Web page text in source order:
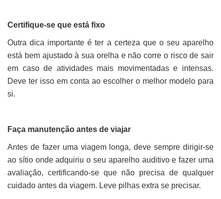
Certifique-se que está fixo
Outra dica importante é ter a certeza que o seu aparelho
está bem ajustado à sua orelha e não corre o risco de sair
em caso de atividades mais movimentadas e intensas.
Deve ter isso em conta ao escolher o melhor modelo para
si.
Faça manutenção antes de viajar
Antes de fazer uma viagem longa, deve sempre dirigir-se
ao sítio onde adquiriu o seu aparelho auditivo e fazer uma
avaliação, certificando-se que não precisa de qualquer
cuidado antes da viagem. Leve pilhas extra se precisar.